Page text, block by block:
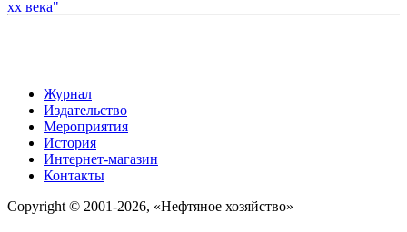
Журнал
Издательство
Мероприятия
История
Интернет-магазин
Контакты
Copyright © 2001-2026, «Нефтяное хозяйство»